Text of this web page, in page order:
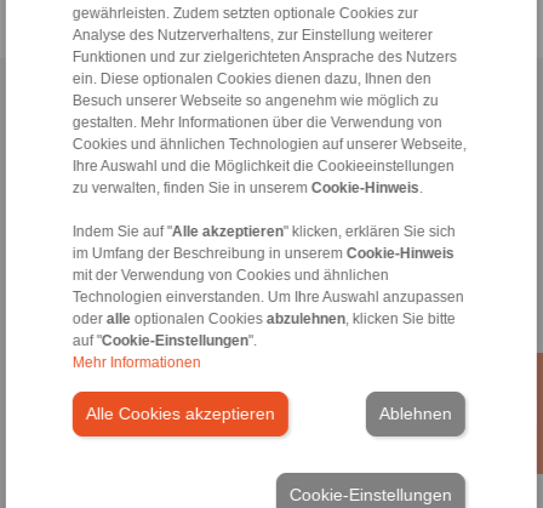
gewährleisten. Zudem setzten optionale Cookies zur
Analyse des Nutzerverhaltens, zur Einstellung weiterer
Funktionen und zur zielgerichteten Ansprache des Nutzers
ein. Diese optionalen Cookies dienen dazu, Ihnen den
Besuch unserer Webseite so angenehm wie möglich zu
gestalten. Mehr Informationen über die Verwendung von
Cookies und ähnlichen Technologien auf unserer Webseite,
Ihre Auswahl und die Möglichkeit die Cookieeinstellungen
zu verwalten, finden Sie in unserem Cookie-Hinweis
Indem Sie auf "Alle akzeptieren" klicken, erklären Sie sich
im Umfang der Beschreibung in unserem Cookie-Hinweis
mit der Verwendung von Cookies und ähnlichen
Technologien einverstanden. Um Ihre Auswahl anzupassen
oder alleoptionalen Cookies abzulehnen, klicken Sie bitte
auf "Cookie-Einstellungen".
Mehr Informationen
Alle Cookies akzeptieren Ablehnen
Cookie-Einstellungen
Home|Kontaktformular|Impressum|Datenschutzerklärung
Allgemeine Verkaufsbedingungen|Hinweisgeberplattform
Produkte
Übersicht
Freiläufe
Bremsen
Welle-Nabe-Verbindungen
Schwerlastkupplungen
Industriekupplungen